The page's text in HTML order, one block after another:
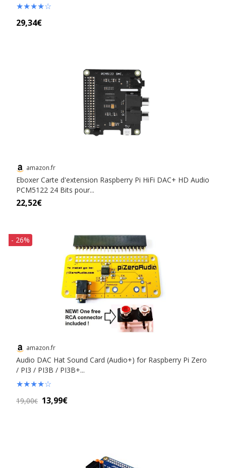
★★★★☆
29,34€
amazon.fr
Eboxer Carte d'extension Raspberry Pi HiFi DAC+ HD Audio
PCM5122 24 Bits pour...
22,52€
- 26%
amazon.fr
Audio DAC Hat Sound Card (Audio+) for Raspberry Pi Zero
/ PI3 / PI3B / PI3B+...
★★★★☆
19,00€ 13,99€